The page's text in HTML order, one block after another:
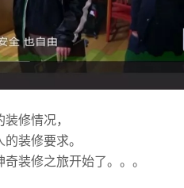
修情况，
装修要求。
装修之旅开始了。。。